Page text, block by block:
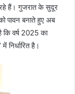
रहे हैं। गुजरात के सुदूर
पावन बनाते हुए अब
कि वर्ष 2025 का
निर्धारित है।